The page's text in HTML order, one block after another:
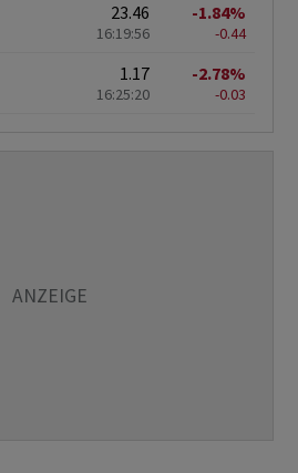
23.46
16:19:56
-1.84%
-0.44
1.17
16:25:20
-2.78%
-0.03